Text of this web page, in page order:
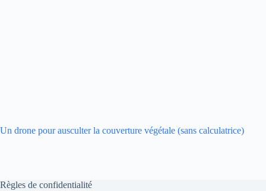
Un drone pour ausculter la couverture végétale (sans calculatrice)
Règles de confidentialité